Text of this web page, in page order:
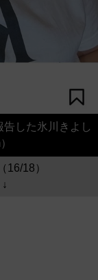
した氷川きよし
16/18）